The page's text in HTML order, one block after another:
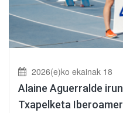
2026(e)ko ekainak 18
Alaine Aguerralde
Txapelketa